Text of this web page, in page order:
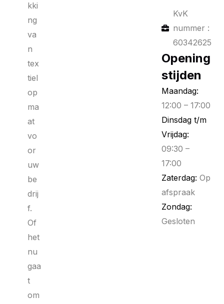
kki
ng
va
n
tex
tiel
op
ma
at
vo
or
uw
be
drij
f.
Of
het
nu
gaa
t
om
KvK
nummer :
60342625
Opening
stijden
Maandag:
12:00 – 17:00
Dinsdag t/m
Vrijdag:
09:30 –
17:00
Zaterdag: Op
afspraak
Zondag:
Gesloten